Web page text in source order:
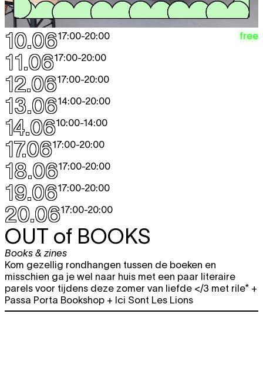
10.0617:00-20:00
11.0617:00-20:00
12.0617:00-20:00
13.0614:00-20:00
14.0610:00-14:00
17.0617:00-20:00
18.0617:00-20:00
19.0617:00-20:00
20.0617:00-20:00
free
OUT of BOOKS
Books & zines
Kom gezellig rondhangen tussen de boeken en
misschien ga je wel naar huis met een paar literaire
parels voor tijdens deze zomer van liefde </3 met rile* +
Passa Porta Bookshop + Ici Sont Les Lions